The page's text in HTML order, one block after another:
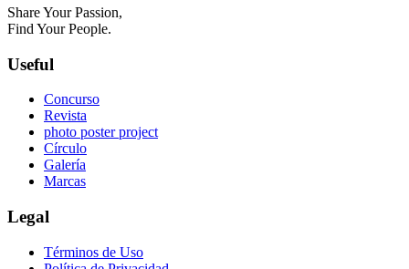
Share Your Passion,
Find Your People.
Useful
Concurso
Revista
photo poster project
Círculo
Galería
Marcas
Legal
Términos de Uso